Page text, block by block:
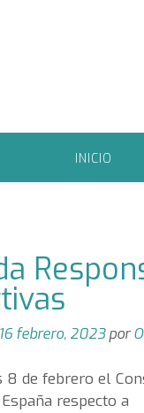
INICIO
16 febrero, 2023por
8 de febrero el
respecto a